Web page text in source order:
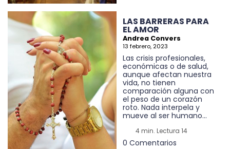
LAS BARRERAS PARA
EL AMOR
Andrea Convers
13 febrero, 2023
Las crisis profesionales,
económicas o de salud,
aunque afectan nuestra
vida, no tienen
comparación alguna con
el peso de un corazón
roto. Nada interpela y
mueve al ser humano...
4 min. Lectura 14
0 Comentarios